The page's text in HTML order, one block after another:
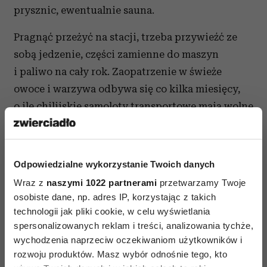
Odpowiedzialne wykorzystanie Twoich danych
Wraz z naszymi 1022 partnerami przetwarzamy Twoje
osobiste dane, np. adres IP, korzystając z takich
technologii jak pliki cookie, w celu wyświetlania
spersonalizowanych reklam i treści, analizowania tychże,
wychodzenia naprzeciw oczekiwaniom użytkowników i
rozwoju produktów. Masz wybór odnośnie tego, kto
prysznic, ewentualnie sauna.
Pragnąć przeżyć na stacji, trzeba przywieźć ze
sobą jedzenie, części zamienne do maszyn
i paliwo na cały rok. Zaopatrzenie w świeże
owoce i warzywa odbywa się co kilka miesięcy,
o ile chilijskie samoloty transportowe mają wolne
miejsce, aby zabrać ładunek dla Arctowskiego
i pogoda pozwoli lądować na wyspie. Antarktydę
można kochać lub nienawidzić. Jeżeli zapadnie
zimnych objęć krainy lodu. Człowiek będzie
chciał tam powracać.
Obecnie przez kilka miesięcy w roku jestem
przewodnikiem (zodiak driver/expedition leader)